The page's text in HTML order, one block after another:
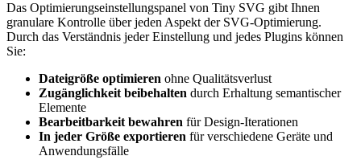
Das Optimierungseinstellungspanel von Tiny SVG gibt Ihnen
granulare Kontrolle über jeden Aspekt der SVG-Optimierung.
Durch das Verständnis jeder Einstellung und jedes Plugins können
Sie:
Dateigröße optimieren ohne Qualitätsverlust
Zugänglichkeit beibehalten durch Erhaltung semantischer
Elemente
Bearbeitbarkeit bewahren für Design-Iterationen
In jeder Größe exportieren für verschiedene Geräte und
Anwendungsfälle